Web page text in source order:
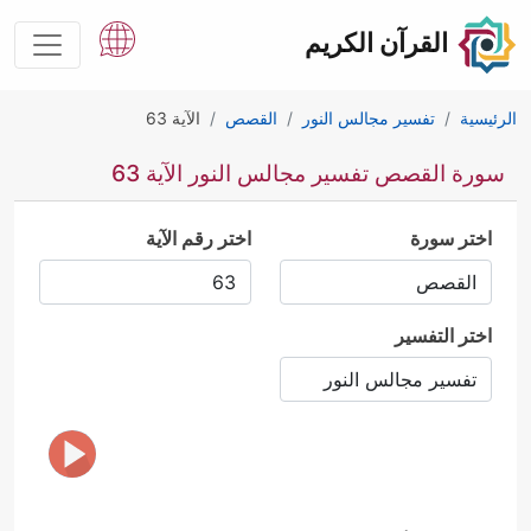
القرآن الكريم
الرئيسية تفسير مجالس النور القصص الآية 63
سورة القصص تفسير مجالس النور الآية 63
اختر سورة اختر رقم الآية
اختر التفسير